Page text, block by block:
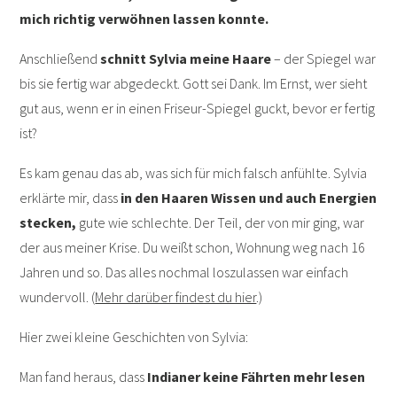
mich richtig verwöhnen lassen konnte.
Anschließendschnitt Sylvia meine Haare– der Spiegel war
bis sie fertig war abgedeckt. Gott sei Dank. Im Ernst, wer sieht
gut aus, wenn er in einen Friseur-Spiegel guckt, bevor er fertig
ist?
Es kam genau das ab, was sich für mich falsch anfühlte. Sylvia
erklärte mir, dass in den Haaren Wissen und auch Energien
stecken, gute wie schlechte. Der Teil, der von mir ging, war
der aus meiner Krise. Du weißt schon, Wohnung weg nach 16
Jahren und so. Das alles nochmal loszulassen war einfach
wundervoll. (Mehr darüber findest du hier.)
Hier zwei kleine Geschichten von Sylvia:
Man fand heraus, dass Indianer keine Fährten mehr lesen